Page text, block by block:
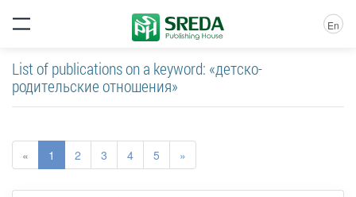
En
List of publications on a keyword: «детско-
родительские отношения»
« 1 2 3 4 5 »